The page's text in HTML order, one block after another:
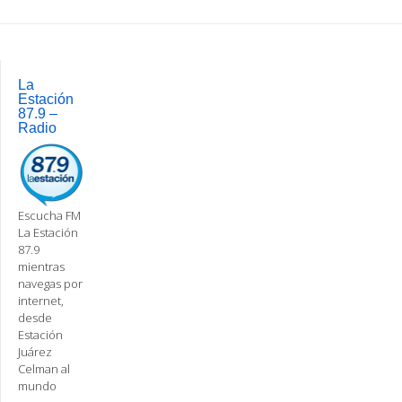
navigation
La
Estación
87.9 –
Radio
Escucha FM
La Estación
87.9
mientras
navegas por
internet,
desde
Estación
Juárez
Celman al
mundo